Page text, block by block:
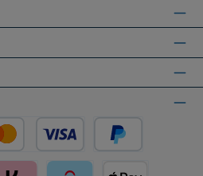
Kredit- oder Debitkarte über PayPal